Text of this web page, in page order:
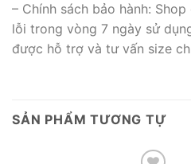
– Chính sách bảo hành:
lỗi trong vòng 7 ngày sử
được hỗ trợ và tư vấn size
SẢN PHẨM TƯƠNG TỰ